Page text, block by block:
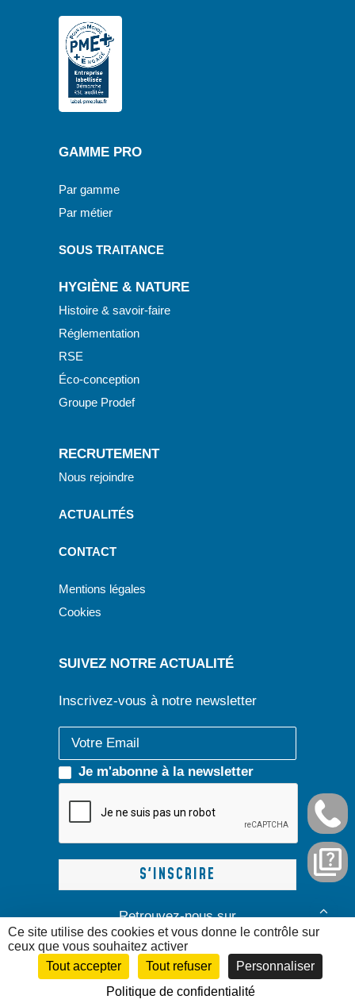
GAMME PRO
Par gamme
Par métier
SOUS TRAITANCE
HYGIÈNE & NATURE
Histoire & savoir-faire
Réglementation
RSE
Éco-conception
Groupe Prodef
RECRUTEMENT
Nous rejoindre
ACTUALITÉS
CONTACT
Mentions légales
Cookies
SUIVEZ NOTRE ACTUALITÉ
Inscrivez-vous à notre newsletter
Je m'abonne à la newsletter
Retrouvez-nous sur
Ce site utilise des cookies et vous donne le contrôle sur
ceux que vous souhaitez activer
Tout accepter
Tout refuser
Personnaliser
Politique de confidentialité